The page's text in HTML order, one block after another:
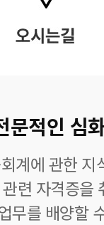
문적인 심
계에 관한
련 자격증을
무를 배양할